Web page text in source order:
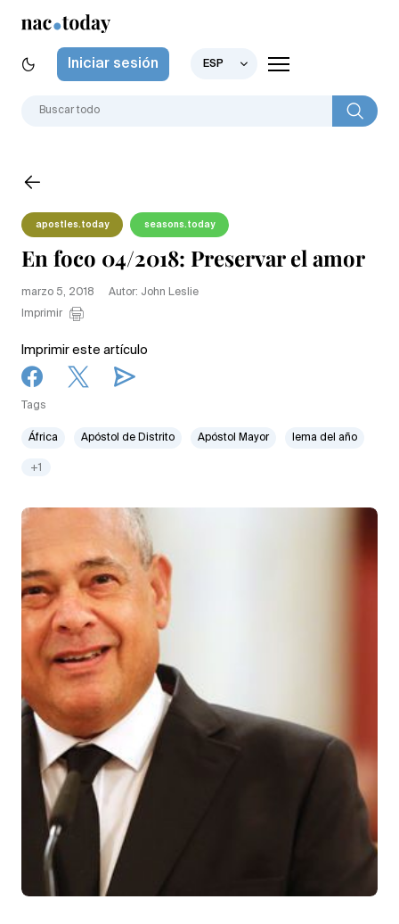
Iniciar sesión ESP
apostles.today seasons.today
En foco 04/2018: Preservar el amor
marzo 5, 2018
Autor: John Leslie
Imprimir
Imprimir este artículo
Tags
África Apóstol de Distrito Apóstol Mayor lema del año
+1